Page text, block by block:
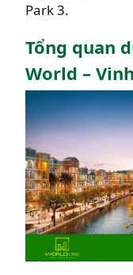
Park 3.
Tổng quan
World –